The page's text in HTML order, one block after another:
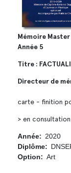
Mémoire
Année 5
Titre :
Directeur de
carte - finition
> en
Année
2020
Diplôme
Option
Art